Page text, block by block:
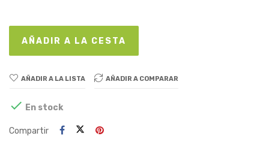
AÑADIR A LA CESTA
AÑADIR A LA LISTA AÑADIR A COMPARAR
 En stock
Compartir